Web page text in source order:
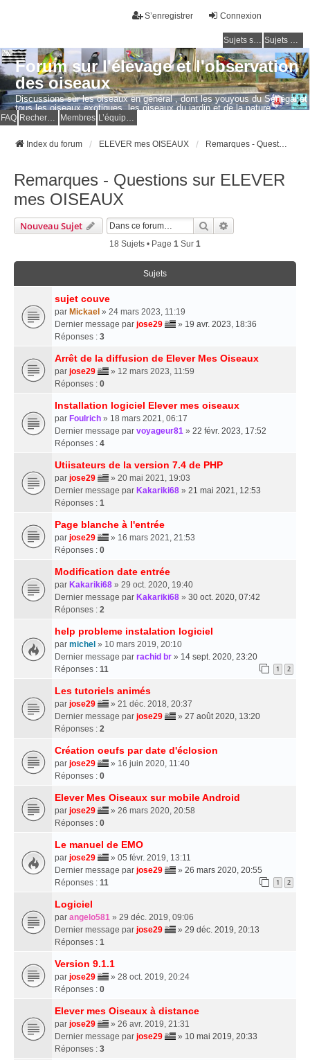
Connexion
S’enregistrer
Sujets sans réponse Sujets actifs
Forum sur l'élevage et l'observation
des oiseaux
Discussions sur les oiseaux en général , dont les youyous du Sénégal et
tous les oiseaux exotiques, les oiseaux du jardin et de la nature.
Questions, photos, expériences.
FAQ Membres
Index du forum ELEVER mes OISEAUX
Remarques - Questions sur ELEVER
mes OISEAUX
Nouveau Sujet Rechercher
18 Sujets • Page 1 Sur 1
Sujets
sujet couve
par Mickael » 24 mars 2023, 11:19
Dernier message par jose29 » 19 avr. 2023, 18:36
Réponses : 3
Arrêt de la diffusion de Elever Mes Oiseaux
par jose29
» 12 mars 2023, 11:59
Réponses : 0
Installation logiciel Elever mes oiseaux
par Foulrich » 18 mars 2021, 06:17
Dernier message par voyageur81 » 22 févr. 2023, 17:52
Réponses : 4
Utiisateurs de la version 7.4 de PHP
par jose29
» 20 mai 2021, 19:03
Dernier message par Kakariki68 » 21 mai 2021, 12:53
Réponses : 1
Page blanche à l'entrée
par jose29
» 16 mars 2021, 21:53
Réponses : 0
Modification date entrée
par Kakariki68 » 29 oct. 2020, 19:40
Dernier message par Kakariki68 » 30 oct. 2020, 07:42
Réponses : 2
help probleme instalation logiciel
par michel » 10 mars 2019, 20:10
Dernier message par rachid br » 14 sept. 2020, 23:20
Réponses : 11 1 2
Les tutoriels animés
par jose29
» 21 déc. 2018, 20:37
Dernier message par jose29 » 27 août 2020, 13:20
Réponses : 2
Création oeufs par date d'éclosion
par jose29
» 16 juin 2020, 11:40
Réponses : 0
Elever Mes Oiseaux sur mobile Android
par jose29
» 26 mars 2020, 20:58
Réponses : 0
Le manuel de EMO
par jose29
» 05 févr. 2019, 13:11
Dernier message par jose29 » 26 mars 2020, 20:55
Réponses : 11 1 2
Logiciel
par angelo581 » 29 déc. 2019, 09:06
Dernier message par jose29 » 29 déc. 2019, 20:13
Réponses : 1
Version 9.1.1
par jose29
» 28 oct. 2019, 20:24
Réponses : 0
Elever mes Oiseaux à distance
par jose29
» 26 avr. 2019, 21:31
Dernier message par jose29 » 10 mai 2019, 20:33
Réponses : 3